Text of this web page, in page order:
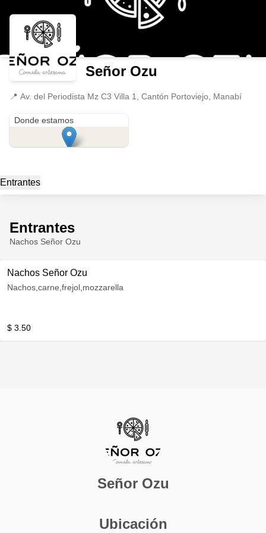
Señor Ozu
📍 Av. del Periodista Mz C3 Villa 1, Cantón Portoviejo, Manabí
Donde estamos
Entrantes
Entrantes
Nachos Señor Ozu
Nachos Señor Ozu
Nachos,carne,frejol,mozzarella
$ 3.50
Señor Ozu
Ubicación